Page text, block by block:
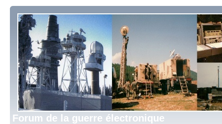
Forum de la guerre électronique